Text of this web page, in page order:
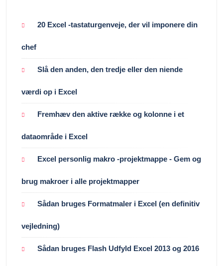
20 Excel -tastaturgenveje, der vil imponere din
chef
Slå den anden, den tredje eller den niende
værdi op i Excel
Fremhæv den aktive række og kolonne i et
dataområde i Excel
Excel personlig makro -projektmappe - Gem og
brug makroer i alle projektmapper
Sådan bruges Formatmaler i Excel (en definitiv
vejledning)
Sådan bruges Flash Udfyld Excel 2013 og 2016